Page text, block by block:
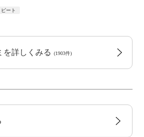
ピート
を詳しくみる (1903件)